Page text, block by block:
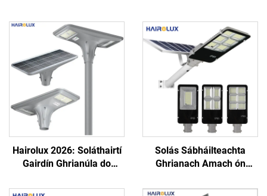
Hairolux 2026: Soláthairtí
Gairdín Ghrianúla do
Bóthar Uisce-Phróifí do
Solás Sábháilteachta
Ghrianach Amach ón
Gharraí agus do Shráid,